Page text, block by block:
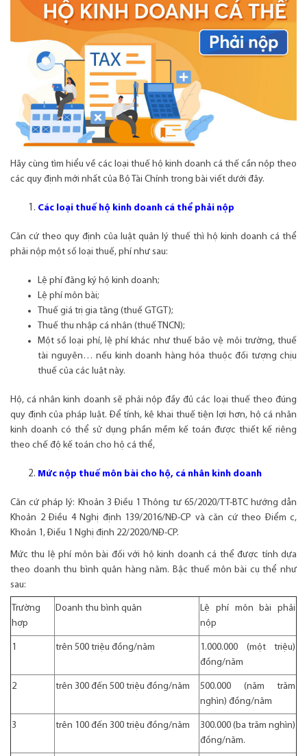
Hãy cùng tìm hiểu về các loại thuế hộ kinh doanh cá thế cần nộp theo
các quy định mới nhất của Bộ Tài Chính trong bài viết dưới đây.
Các loại thuế hộ kinh doanh cá thể phải nộp
Căn cứ theo quy định của luật quản lý thuế thì hộ kinh doanh cá thể
phải nộp một số loại thuế, phí như sau:
Lệ phí đăng ký hộ kinh doanh;
Lệ phí môn bài;
Thuế giá trị gia tăng (thuế GTGT);
Thuế thu nhập cá nhân (thuế TNCN);
Một số loại phí, lệ phí khác như thuế bảo vệ môi trường, thuế
tài nguyên… nếu kinh doanh hàng hóa thuộc đối tượng chịu
thuế của các luật này.
Hộ, cá nhân kinh doanh sẽ phải nộp đầy đủ các loại thuế theo đúng
quy định của pháp luật. Để tính, kê khai thuế tiện lợi hơn, hộ cá nhân
kinh doanh có thể sử dụng phần mềm kế toán được thiết kế riêng
theo chế độ kế toán cho hộ cá thể,
Mức nộp thuế môn bài cho hộ, cá nhân kinh doanh
Căn cứ pháp lý: Khoản 3 Điều 1 Thông tư 65/2020/TT-BTC hướng dẫn
Khoản 2 Điều 4 Nghị định 139/2016/NĐ-CP và căn cứ theo Điểm c,
Khoản 1, Điều 1 Nghị định 22/2020/NĐ-CP.
Mức thu lệ phí môn bài đối với hộ kinh doanh cá thể được tính dựa
theo doanh thu bình quân hàng năm. Bậc thuế môn bài cụ thể như
sau:
Trường
hợp
Doanh thu bình quân
Lệ phí môn bài phải
nộp
1 trên 500 triệu đồng/năm
1.000.000 (một triệu)
đồng/năm
2 trên 300 đến 500 triệu đồng/năm
500.000 (năm trăm
nghìn) đồng/năm
3 trên 100 đến 300 triệu đồng/năm
300.000 (ba trăm nghìn)
đồng/năm.